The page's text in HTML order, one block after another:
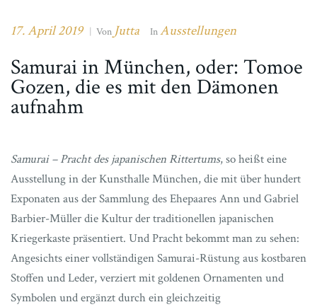
17. April 2019 | Von Jutta InAusstellungen
Samurai in München, oder: Tomoe
Gozen, die es mit den Dämonen
aufnahm
Samurai – Pracht des japanischen Rittertums, so heißt eine
Ausstellung in der Kunsthalle München, die mit über hundert
Exponaten aus der Sammlung des Ehepaares Ann und Gabriel
Barbier-Müller die Kultur der traditionellen japanischen
Kriegerkaste präsentiert. Und Pracht bekommt man zu sehen:
Angesichts einer vollständigen Samurai-Rüstung aus kostbaren
Stoffen und Leder, verziert mit goldenen Ornamenten und
Symbolen und ergänzt durch ein gleichzeitig